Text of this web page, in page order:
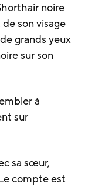
noire
son visage
grands yeux
sur son
à
sur
sa sœur,
compte est